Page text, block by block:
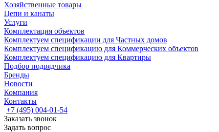
Хозяйственные товары
Цепи и канаты
Услуги
Комплектация объектов
Комплектуем спецификации для Частных домов
Комплектуем спецификацию для Коммерческих объектов
Комплектуем спецификацию для Квартиры
Подбор подрядчика
Бренды
Новости
Компания
Контакты
+7 (495) 004-01-54
Заказать звонок
Задать вопрос